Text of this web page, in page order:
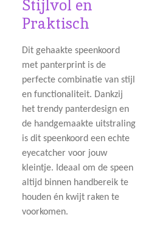
Stijlvol en
Praktisch
Dit gehaakte speenkoord
met panterprint is de
perfecte combinatie van stijl
en functionaliteit. Dankzij
het trendy panterdesign en
de handgemaakte uitstraling
is dit speenkoord een echte
eyecatcher voor jouw
kleintje. Ideaal om de speen
altijd binnen handbereik te
houden én kwijt raken te
voorkomen.